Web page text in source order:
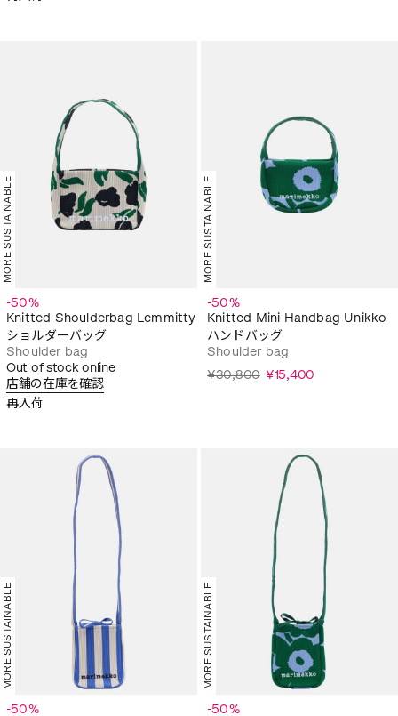
MORE SUSTAINABLE
-50%
Knitted Shoulderbag Lemmitty
ショルダーバッグ
Shoulder bag
Out of stock online
店舗の在庫を確認
再入荷
MORE SUSTAINABLE
-50%
Knitted Mini Handbag Unikko
ハンドバッグ
Shoulder bag
¥30,800 ¥15,400
MORE SUSTAINABLE
-50%
MORE SUSTAINABLE
-50%